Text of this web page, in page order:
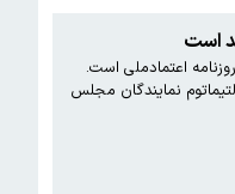
​​​هشدار رهبر انقلاب به آمریکا و اینکه اگر آمریکایی ها به ایران تعرض کنند منافع شان در جهان لطمه خواهد دید تیتر و عکس یک شماره امروز پنجشنبه ۷ اردیبهشت سال ۱۳۸۵ روزنامه اعتمادملی است. ‌
نمایندگان‌ مجلس